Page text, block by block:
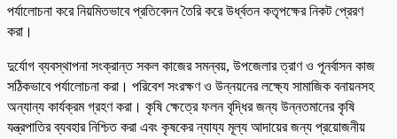
পর্যালোচনা করে নিয়মিতভাবে প্রতিবেদন তৈরি করে উর্ধ্বতন কতৃপক্ষের নিকট প্রেরণ
করা।
দুর্যোগ ব্যবস্থাপনা সংক্রান্ত সকল কাজের সমন্বয়, উপজেলার ত্রাণ ও পূনর্বাসন কাজ
সঠিকভাবে পর্যালোচনা করা। পরিবেশ সংরক্ষণ ও উন্নয়নের লক্ষ্যে সামাজিক বনায়নসহ
অন্যান্য কার্যক্রম গ্রহণ করা। কৃষি ক্ষেত্রে ফলন বৃদ্ধির জন্য উন্নতমানের কৃষি
যন্ত্রপাতির ব্যবহার নিশ্চিত করা এবং কৃষকের ন্যায্য মূল্য আদায়ের জন্য প্রয়োজনীয়